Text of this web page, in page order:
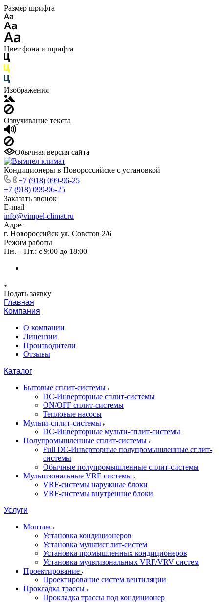
Размер шрифта
Цвет фона и шрифта
Изображения
Озвучивание текста
Обычная версия сайта
Кондиционеры в Новороссийске с установкой
+7 (918) 099-96-25
+7 (918) 099-96-25
Заказать звонок
E-mail
info@vimpel-climat.ru
Адрес
г. Новороссийск ул. Советов 2/6
Режим работы
Пн. – Пт.: с 9:00 до 18:00
Подать заявку
Главная
Компания
О компании
Лицензии
Производители
Отзывы
Каталог
Бытовые сплит-системы
DC-Инверторные сплит-системы
ON/OFF сплит-системы
Тепловые насосы
Мульти-сплит-системы
DC-Инверторные мульти-сплит-системы
Полупромышленные сплит-системы
Full DC-Инверторные полупромышленные сплит-
системы
Обычные полупромышленные сплит-системы
Мультизональные VRF-системы
VRF-системы наружные блоки
VRF-системы внутренние блоки
Услуги
Монтаж
Установка кондиционеров
Установка мультисплит-систем
Установка промышленных кондиционеров
Установка мультизональных VRF/VRV систем
Проектирование
Проектирование систем вентиляции
Прокладка трассы
Прокладка трассы под кондиционер